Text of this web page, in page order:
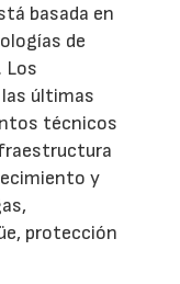
basada en
de
Los
últimas
técnicos
y
protección